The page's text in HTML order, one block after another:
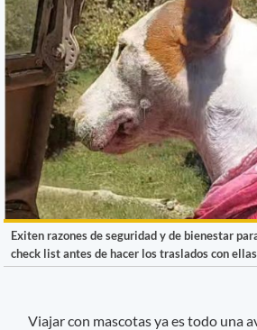
Exiten razones de seguridad y de bienestar
check list antes de hacer los traslados con
Viajar con mascotas ya es todo una